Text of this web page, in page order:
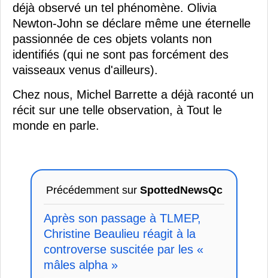
déjà observé un tel phénomène. Olivia
Newton-John se déclare même une éternelle
passionnée de ces objets volants non
identifiés (qui ne sont pas forcément des
vaisseaux venus d'ailleurs).
Chez nous, Michel Barrette a déjà raconté un
récit sur une telle observation, à Tout le
monde en parle.
Précédemment sur SpottedNewsQc
Après son passage à TLMEP,
Christine Beaulieu réagit à la
controverse suscitée par les «
mâles alpha »